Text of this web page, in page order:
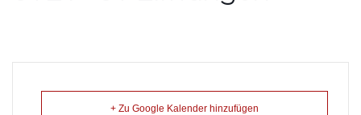
+ Zu Google Kalender hinzufügen